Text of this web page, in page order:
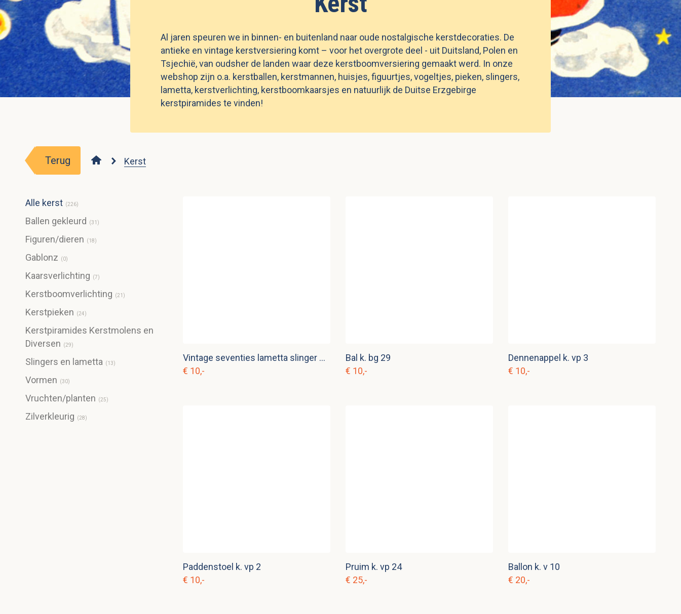
Al jaren speuren we in binnen- en buitenland naar oude nostalgische kerstdecoraties. De
antieke en vintage kerstversiering komt – voor het overgrote deel - uit Duitsland, Polen en
Tsjechië, van oudsher de landen waar deze kerstboomversiering gemaakt werd. In onze
webshop zijn o.a. kerstballen, kerstmannen, huisjes, figuurtjes, vogeltjes, pieken, slingers,
lametta, kerstverlichting, kerstboomkaarsjes en natuurlijk de Duitse Erzgebirge
kerstpiramides te vinden!
Terug Kerst
Alle kerst (226)
Ballen gekleurd (31 )
Figuren/dieren (18)
Gablonz (0)
Kaarsverlichting (7)
Kerstboomverlichting (21 )
Kerstpieken (24)
Kerstpiramides Kerstmolens en
Diversen
(29)
Slingers en lametta (13)
Vormen (30)
Vruchten/planten (25)
Zilverkleurig (28)
Vintage seventies lametta slinger Hema k. s 10
€ 10,-
Bal k. bg 29
€ 10,-
Dennenappel k. vp 3
€ 10,-
Paddenstoel k. vp 2
€ 10,-
Pruim k. vp 24
€ 25,-
Ballon k. v 10
€ 20,-